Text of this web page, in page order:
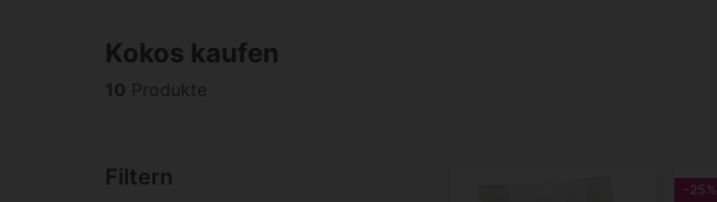
Kokos kaufen
10 Produkte
Filtern -25%